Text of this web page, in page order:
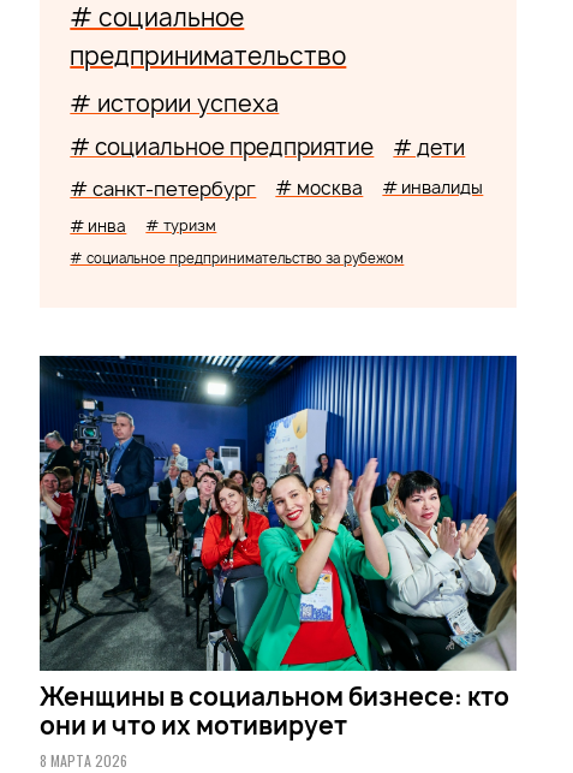
# социальное
предпринимательство
# истории успеха
# социальное предприятие # дети
# санкт-петербург # москва # инвалиды
# инва # туризм
# социальное предпринимательство за рубежом
Женщины в социальном бизнесе: кто
они и что их мотивирует
8 МАРТА 2026